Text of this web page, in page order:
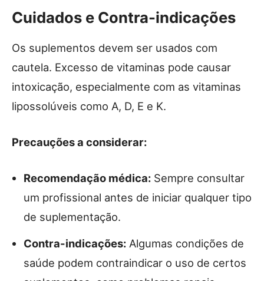
Cuidados e Contra-indicações
Os suplementos devem ser usados com
cautela. Excesso de vitaminas pode causar
intoxicação, especialmente com as vitaminas
lipossolúveis como A, D, E e K.
Precauções a considerar:
Recomendação médica: Sempre consultar
um profissional antes de iniciar qualquer tipo
de suplementação.
Contra-indicações: Algumas condições de
saúde podem contraindicar o uso de certos